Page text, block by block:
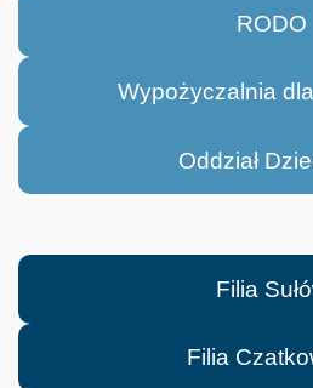
RODO
Wypożyczalnia
Oddział
Filia
Filia